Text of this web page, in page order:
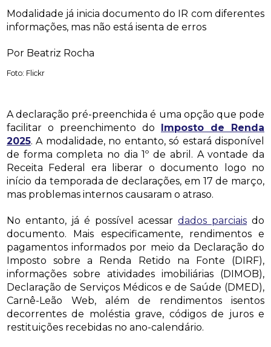
Modalidade já inicia documento do IR com diferentes
informações, mas não está isenta de erros
Por Beatriz Rocha
Foto: Flickr
A declaração pré-preenchida é uma opção que pode
facilitar o preenchimento do Imposto de Renda
2025. A modalidade, no entanto, só estará disponível
de forma completa no dia 1º de abril. A vontade da
Receita Federal era liberar o documento logo no
início da temporada de declarações, em 17 de março,
mas problemas internos causaram o atraso.
No entanto, já é possível acessardados parciais do
documento. Mais especificamente, rendimentos e
pagamentos informados por meio da Declaração do
Imposto sobre a Renda Retido na Fonte (DIRF),
informações sobre atividades imobiliárias (DIMOB),
Declaração de Serviços Médicos e de Saúde (DMED),
Carnê-Leão Web, além de rendimentos isentos
decorrentes de moléstia grave, códigos de juros e
restituições recebidas no ano-calendário.